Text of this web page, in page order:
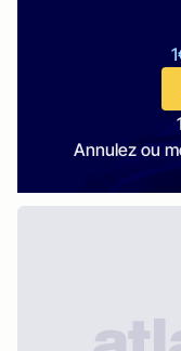
Annulez ou